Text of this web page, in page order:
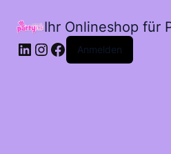
Ihr Onlineshop für
LinkedIn
Instagram
Facebook
Anmelden